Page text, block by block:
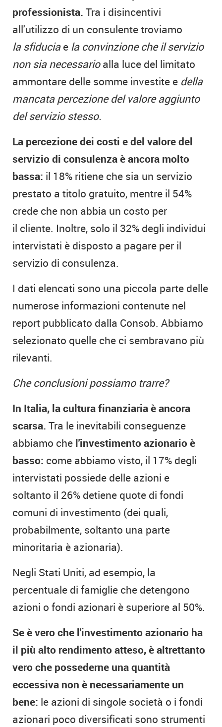
professionista. Tra i disincentivi
all'utilizzo di un consulente troviamo
la sfiduciae la convinzione che il servizio
non sia necessarioalla luce del limitato
ammontare delle somme investite e della
mancata percezione del valore aggiunto
del servizio stesso.
La percezione dei costi e del valore del
servizio di consulenza è ancora molto
bassa: il 18% ritiene che sia un servizio
prestato a titolo gratuito, mentre il 54%
crede che non abbia un costo per
il cliente. Inoltre, solo il 32% degli individui
intervistati è disposto a pagare per il
servizio di consulenza.
I dati elencati sono una piccola parte delle
numerose informazioni contenute nel
report pubblicato dalla Consob. Abbiamo
selezionato quelle che ci sembravano più
rilevanti.
Che conclusioni possiamo trarre?
In Italia, la cultura finanziaria è ancora
scarsa. Tra le inevitabili conseguenze
abbiamo che l'investimento azionario è
basso: come abbiamo visto, il 17% degli
intervistati possiede delle azioni e
soltanto il 26% detiene quote di fondi
comuni di investimento (dei quali,
probabilmente, soltanto una parte
minoritaria è azionaria).
Negli Stati Uniti, ad esempio, la
percentuale di famiglie che detengono
azioni o fondi azionari è superiore al 50%.
Se è vero che l'investimento azionario ha
il più alto rendimento atteso, è altrettanto
vero che possederne una quantità
eccessiva non è necessariamente un
bene: le azioni di singole società o i fondi
azionari poco diversificati sono strumenti